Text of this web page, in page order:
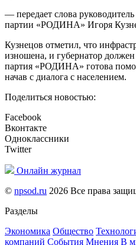
— передает слова
партии «РОДИНА» Игоря
Кузнецов отметил, что
изношена, и губернатор должен
партия «РОДИНА» готова
начав с диалога с населением.
Поделиться новостью:
Facebook
Вконтакте
Одноклассники
Twitter
Онлайн журнал
© npsod.ru 2026 Все права
Разделы
Экономика Общество
компаний События Мнения В